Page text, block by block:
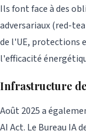
Ils font face à des
adversariaux (red-
de l'UE, protections
l'efficacité
Infrastructure
Août 2025 a
AI Act. Le Bureau IA